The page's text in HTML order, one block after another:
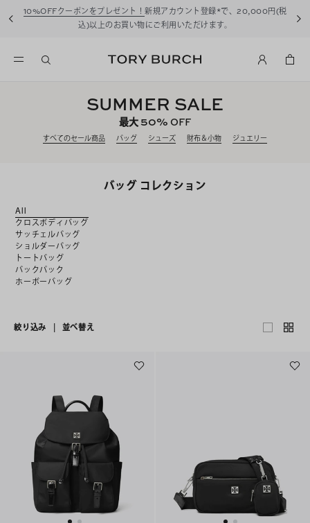
10%OFFクーポンをプレゼント！ 新規アカウント登録*で、20,000円(税
込)以上のお買い物にご利用いただけます。
SUMMER SALE
最大50% OFF
すべてのセール商品 バッグ シューズ 財布＆小物 ジュエリー
バッグ コレクション
All
クロスボディバッグ
サッチェルバッグ
ショルダーバッグ
トートバッグ
バックパック
ホーボーバッグ
絞り込み 並べ替え